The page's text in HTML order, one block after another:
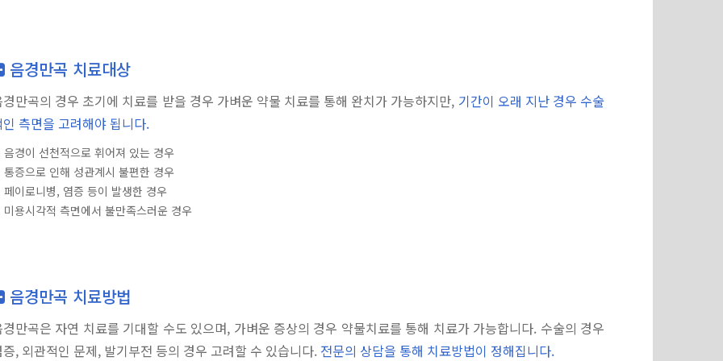
음경만곡 치료대상
경만곡의 경우 초기에 치료를 받을 경우 가벼운 약물 치료를 통해 완치가 가능하지만, 기간이 오래 지난 경우 수술
인 측면을 고려해야 됩니다.
음경이 선천적으로 휘어져 있는 경우
통증으로 인해 성관계시 불편한 경우
페이로니병, 염증 등이 발생한 경우
미용시각적 측면에서 불만족스러운 경우
음경만곡 치료방법
경만곡은 자연 치료를 기대할 수도 있으며, 가벼운 증상의 경우 약물치료를 통해 치료가 가능합니다. 수술의 경우
증, 외관적인 문제, 발기부전 등의 경우 고려할 수 있습니다. 전문의 상담을 통해 치료방법이 정해집니다.